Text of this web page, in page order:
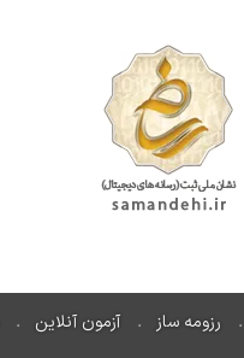
رزومه ساز آزمون آنلاین